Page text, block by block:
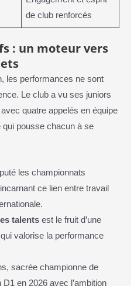
de club renforcés
: un moteur vers
les performances ne sont
Le club a vu ses juniors
quatre appelés en équipe
qui pousse chacun à se
les championnats
ce lien entre travail
talents est le fruit d’une
valorise la performance
sacrée championne de
en 2026 avec l’ambition